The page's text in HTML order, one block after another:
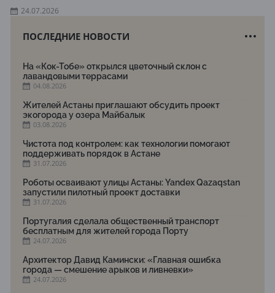
24.07.2026
ПОСЛЕДНИЕ НОВОСТИ
На «Кок-Тобе» открылся цветочный склон с
лавандовыми террасами
04.08.2026
Жителей Астаны приглашают обсудить проект
экогорода у озера Майбалык
03.08.2026
Чистота под контролем: как технологии помогают
поддерживать порядок в Астане
31.07.2026
Роботы осваивают улицы Астаны: Yandex Qazaqstan
запустили пилотный проект доставки
31.07.2026
Португалия сделала общественный транспорт
бесплатным для жителей города Порту
24.07.2026
Архитектор Давид Камински: «Главная ошибка
города — смешение арыков и ливневки»
24.07.2026